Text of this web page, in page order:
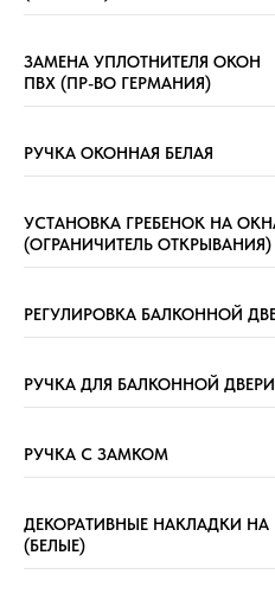
ЗАМЕНА УПЛОТНИТЕЛЯ ОКОН
ПВХ (ПР-ВО ГЕРМАНИЯ)
РУЧКА ОКОННАЯ БЕЛАЯ
УСТАНОВКА ГРЕБЕНОК НА
(ОГРАНИЧИТЕЛЬ ОТКРЫВАНИЯ)
РЕГУЛИРОВКА БАЛКОННОЙ
РУЧКА ДЛЯ БАЛКОННОЙ
РУЧКА С ЗАМКОМ
ДЕКОРАТИВНЫЕ НАКЛАДКИ НА
(БЕЛЫЕ)